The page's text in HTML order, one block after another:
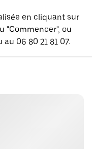
en cliquant sur
"Commencer", ou
06 80 21 81 07.